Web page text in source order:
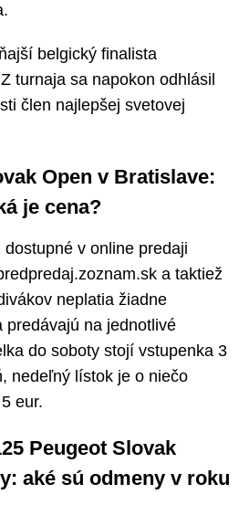
belgický finalista
turnaja sa napokon odhlásil
člen najlepšej svetovej
Open v Bratislave:
je cena?
v online predaji
a taktiež
neplatia žiadne
na jednotlivé
do soboty stojí vstupenka 3
nedeľný lístok je o niečo
eur.
Peugeot Slovak
aké sú odmeny v roku